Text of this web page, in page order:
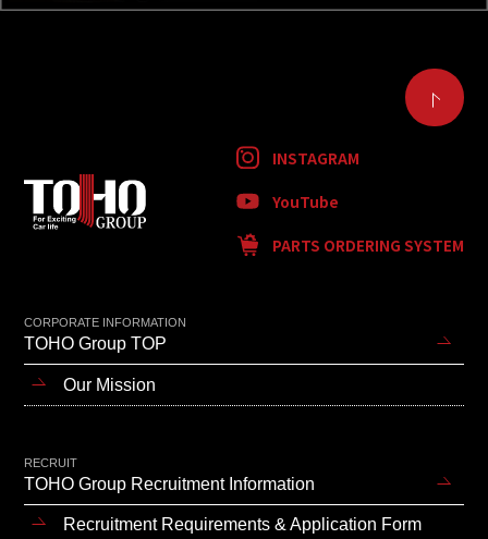
INSTAGRAM
YouTube
PARTS ORDERING SYSTEM
CORPORATE INFORMATION
TOHO Group TOP
Our Mission
RECRUIT
TOHO Group Recruitment Information
Recruitment Requirements & Application Form